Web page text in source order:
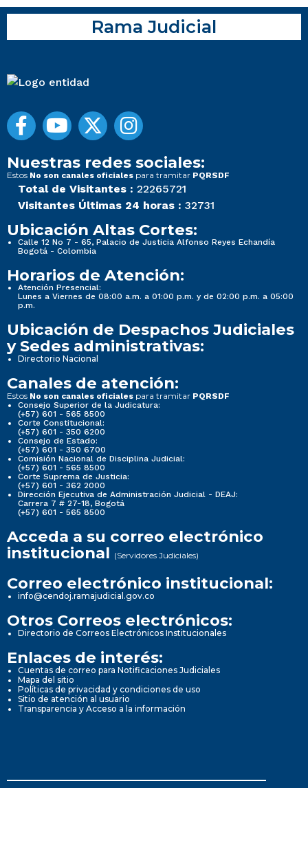
Rama Judicial
Nuestras redes sociales:
Estos No son canales oficiales para tramitar PQRSDF
Total de Visitantes : 22265721
Visitantes Últimas 24 horas : 32731
Ubicación Altas Cortes:
Calle 12 No 7 - 65, Palacio de Justicia Alfonso Reyes Echandía
Bogotá - Colombia
Horarios de Atención:
Atención Presencial:
Lunes a Viernes de 08:00 a.m. a 01:00 p.m. y de 02:00 p.m. a 05:00
p.m.
Ubicación de Despachos Judiciales
y Sedes administrativas:
Directorio Nacional
Canales de atención:
Estos No son canales oficiales para tramitar PQRSDF
Consejo Superior de la Judicatura:
(+57) 601 - 565 8500
Corte Constitucional:
(+57) 601 - 350 6200
Consejo de Estado:
(+57) 601 - 350 6700
Comisión Nacional de Disciplina Judicial:
(+57) 601 - 565 8500
Corte Suprema de Justicia:
(+57) 601 - 362 2000
Dirección Ejecutiva de Administración Judicial - DEAJ:
Carrera 7 # 27-18, Bogotá
(+57) 601 - 565 8500
Acceda a su correo electrónico
institucional (Servidores Judiciales)
Correo electrónico institucional:
info@cendoj.ramajudicial.gov.co
Otros Correos electrónicos:
Directorio de Correos Electrónicos Institucionales
Enlaces de interés:
Cuentas de correo para Notificaciones Judiciales
Mapa del sitio
Políticas de privacidad y condiciones de uso
Sitio de atención al usuario
Transparencia y Acceso a la información